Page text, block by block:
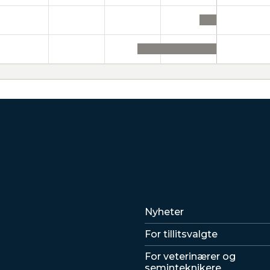
Lenker
Nyheter
For tillitsvalgte
For veterinærer og
seminteknikere